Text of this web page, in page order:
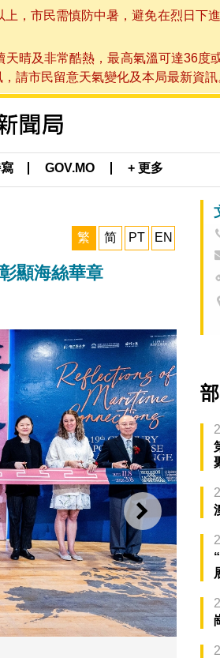
，市民需慎防中暑，避免在烈日下
晴及非常酷熱，最高氣溫可達36度
請市民留意天氣變化及本局最新資
GOV.MO + 更多
繁 简 PT EN
顯海絲華章
下一則
中葡文化交流展”